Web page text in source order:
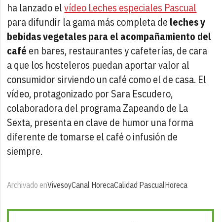
ha lanzado elvídeo Leches especiales Pascual
para difundir la gama más completa de leches y
bebidas vegetales para el acompañamiento del
café en bares, restaurantes y cafeterías, de cara
a que los hosteleros puedan aportar valor al
consumidor sirviendo un café como el de casa. El
vídeo, protagonizado por Sara Escudero,
colaboradora del programa Zapeando de La
Sexta, presenta en clave de humor una forma
diferente de tomarse el café o infusión de
siempre.
Archivado enVivesoyCanal HorecaCalidad PascualHoreca